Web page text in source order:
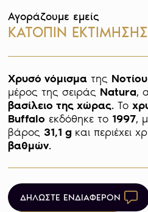
Αγοράζουμε εμείς
ΚΑΤΟΠΙΝ ΕΚΤΙΜΗΣΗΣ
Χρυσό νόμισμα της
μέρος της σειράς Natura,
βασίλειο της χώρας. Το
Buffalo εκδόθηκε το 1997,
βάρος 31,1 g και περιέχει
βαθμών.
ΔΗΛΩΣΤΕ ΕΝΔΙΑΦΕΡΟΝ